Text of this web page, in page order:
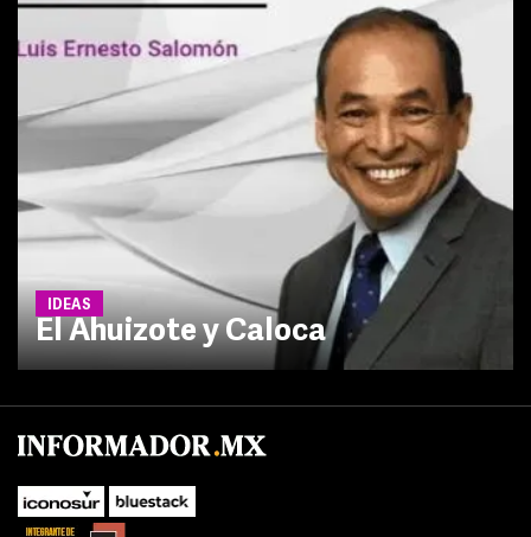
IDEAS
El Ahuizote y Caloca